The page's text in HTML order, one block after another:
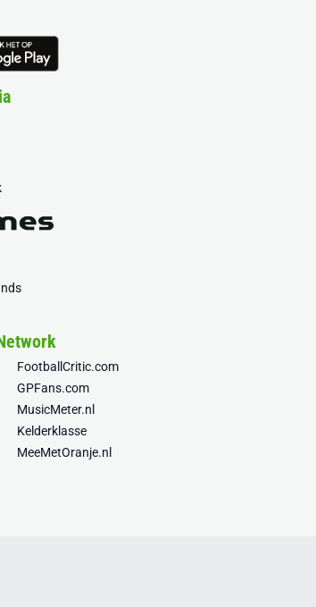
FootballCritic.com
GPFans.com
MusicMeter.nl
Kelderklasse
MeeMetOranje.nl